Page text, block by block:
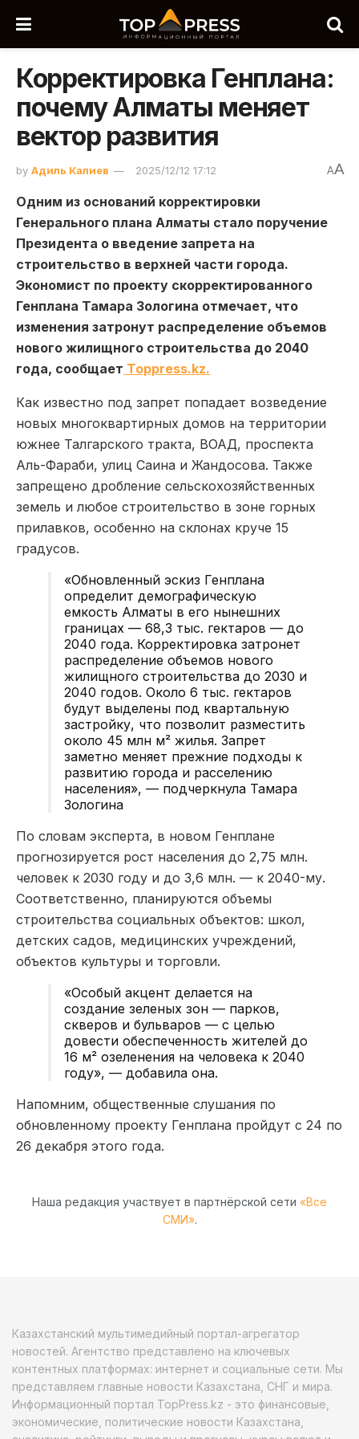
Корректировка Генплана:
почему Алматы меняет
вектор развития
by Адиль Калиев 2025/12/12 17:12 AA
Одним из оснований корректировки
Генерального плана Алматы стало поручение
Президента о введение запрета на
строительство в верхней части города.
Экономист по проекту скорректированного
Генплана Тамара Зологина отмечает, что
изменения затронут распределение объемов
нового жилищного строительства до 2040
года, сообщает Toppress.kz.
Как известно под запрет попадает возведение
новых многоквартирных домов на территории
южнее Талгарского тракта, ВОАД, проспекта
Аль-Фараби, улиц Саина и Жандосова. Также
запрещено дробление сельскохозяйственных
земель и любое строительство в зоне горных
прилавков, особенно на склонах круче 15
градусов.
«Обновленный эскиз Генплана
определит демографическую
емкость Алматы в его нынешних
границах — 68,3 тыс. гектаров — до
2040 года. Корректировка затронет
распределение объемов нового
жилищного строительства до 2030 и
2040 годов. Около 6 тыс. гектаров
будут выделены под квартальную
застройку, что позволит разместить
около 45 млн м² жилья. Запрет
заметно меняет прежние подходы к
развитию города и расселению
населения», — подчеркнула Тамара
Зологина
По словам эксперта, в новом Генплане
прогнозируется рост населения до 2,75 млн.
человек к 2030 году и до 3,6 млн. — к 2040-му.
Соответственно, планируются объемы
строительства социальных объектов: школ,
детских садов, медицинских учреждений,
объектов культуры и торговли.
«Особый акцент делается на
создание зеленых зон — парков,
скверов и бульваров — с целью
довести обеспеченность жителей до
16 м² озеленения на человека к 2040
году», — добавила она.
Напомним, общественные слушания по
обновленному проекту Генплана пройдут с 24 по
26 декабря этого года.
Наша редакция участвует в партнёрской сети «Все
СМИ».
Казахстанский мультимедийный портал-агрегатор
новостей. Агентство представлено на ключевых
контентных платформах: интернет и социальные сети. Мы
представляем главные новости Казахстана, СНГ и мира.
Информационный портал TopPress.kz - это финансовые,
экономические, политические новости Казахстана,